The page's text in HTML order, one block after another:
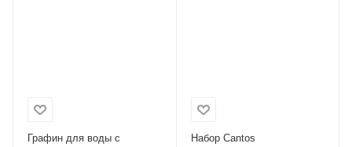
Графин для воды с
Набор Cantos